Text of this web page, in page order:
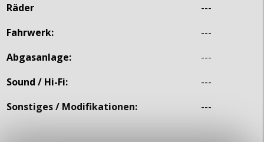
Räder
---
Fahrwerk:
---
Abgasanlage:
---
Sound / Hi-Fi:
---
Sonstiges / Modifikationen:
---